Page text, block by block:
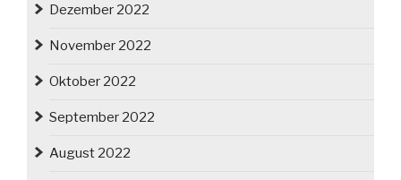
Dezember 2022
November 2022
Oktober 2022
September 2022
August 2022